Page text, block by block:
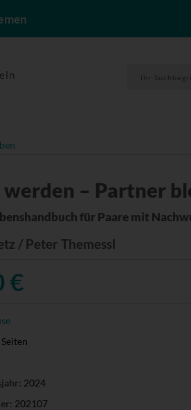
– Partner
für Paare mit
/ Peter Themessl
€
2024
202107